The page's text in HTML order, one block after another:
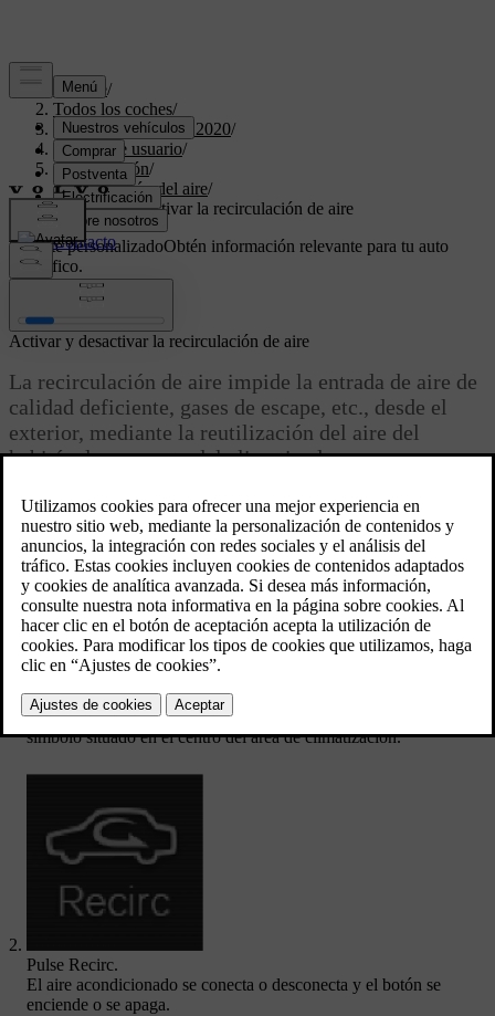
Soporte/
Todos los coches/
XC60 Twin Engine 2020/
Manual de usuario/
Climatización/
Distribución del aire/
Activar y desactivar la recirculación de aire
Soporte personalizadoObtén información relevante para tu auto
específico.
Iniciar sesión
Actualizado 19/03/2020
Activar y desactivar la recirculación de aire
La recirculación de aire impide la entrada de aire de
calidad deficiente, gases de escape, etc., desde el
exterior, mediante la reutilización del aire del
habitáculo por parte del climatizador.
Abra la vista de climatización en la pantalla central pulsando el
símbolo situado en el centro del área de climatización.
Pulse Recirc.
El aire acondicionado se conecta o desconecta y el botón se
enciende o se apaga.